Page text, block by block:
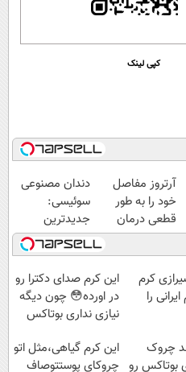
کپی لینک
آرتروز مفاصل
خود را به طور
قطعی درمان
کنید!
◗پرسش‌نامه◖
دندان مصنوعی
سوئیسی:
جدیدترین
فناوری اروپا،
سبک و مقاوم |
پرداخت قسطی
کرم
را
این کرم صدای دکترا رو
در اورده😳 چون دیگه
نیازی نداری بوتاکس
چروک
بوتاکس رو
این کرم گیاهی،مثل اتو
چروکای پوستتوصاف